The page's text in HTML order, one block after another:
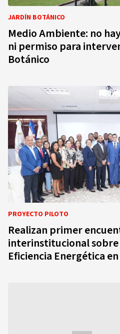
JARDÍN BOTÁNICO
Medio Ambiente: no
ni permiso para
Botánico
PROYECTO PILOTO
Realizan primer
interinstitucional
Eficiencia Energética